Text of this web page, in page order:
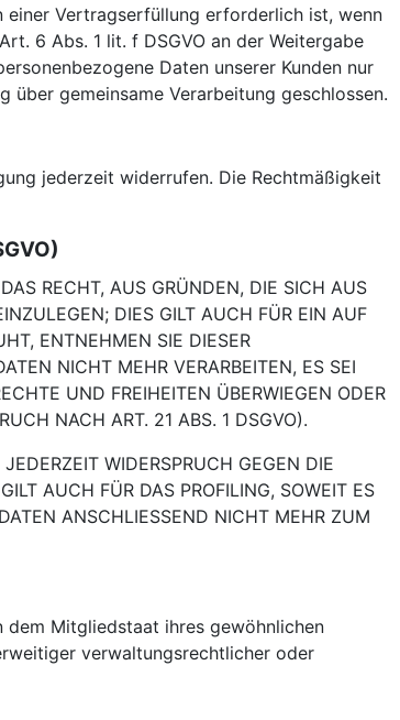
einer Vertragserfüllung erforderlich ist, wenn
6 Abs. 1 lit. f DSGVO an der Weitergabe
Daten unserer Kunden nur
gemeinsame Verarbeitung geschlossen.
jederzeit widerrufen. Die Rechtmäßigkeit
RECHT, AUS GRÜNDEN, DIE SICH AUS
DIES GILT AUCH FÜR EIN AUF
ENTNEHMEN SIE DIESER
NICHT MEHR VERARBEITEN, ES SEI
UND FREIHEITEN ÜBERWIEGEN ODER
NACH ART. 21 ABS. 1 DSGVO).
WIDERSPRUCH GEGEN DIE
AUCH FÜR DAS PROFILING, SOWEIT ES
ANSCHLIESSEND NICHT MEHR ZUM
dem Mitgliedstaat ihres gewöhnlichen
verwaltungsrechtlicher oder